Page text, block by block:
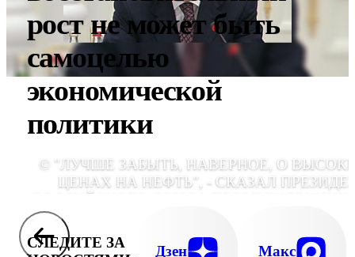
рост не может быть
самоцелью
экономической
политики
© "ЛУЧШЕ ЗАБЫТЬ, НАВЕРНОЕ, О
ЦЕНАХ НА НЕФТЬ", - СКАЗАЛ
РОССИЙСКОГО СОЮЗА
СЛЕДИТЕ ЗА
Дзен Макс